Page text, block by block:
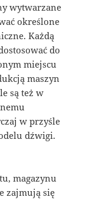
wytwarzane
określone
Każdą
do
miejscu
maszyn
są też w
w przyśle
dźwigi.
magazynu
zajmują się